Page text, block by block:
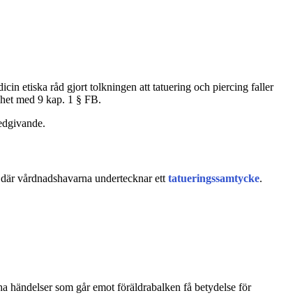
etiska råd gjort tolkningen att tatuering och piercing faller
med 9 kap. 1 § FB.
vårdnadshavarna undertecknar ett tatueringssamtycke.
händelser som går emot föräldrabalken få betydelse för